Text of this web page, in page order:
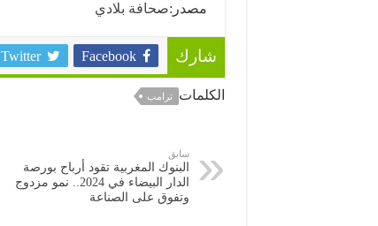
مصدر:صحافة بلادي
شارك Facebook
Twitter
الكلمات ترامب
سابق
البنوك المغربية تقود أرباح بورصة
الدار البيضاء في 2024.. نمو مزدوج
وتفوق على الصناعة